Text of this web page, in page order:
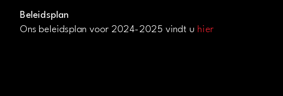
Beleidsplan
Ons beleidsplan voor 2024-2025 vindt u hier